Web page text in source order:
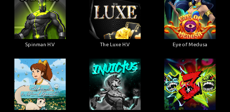
Spinman H.V The Luxe H.V Eye of Medusa